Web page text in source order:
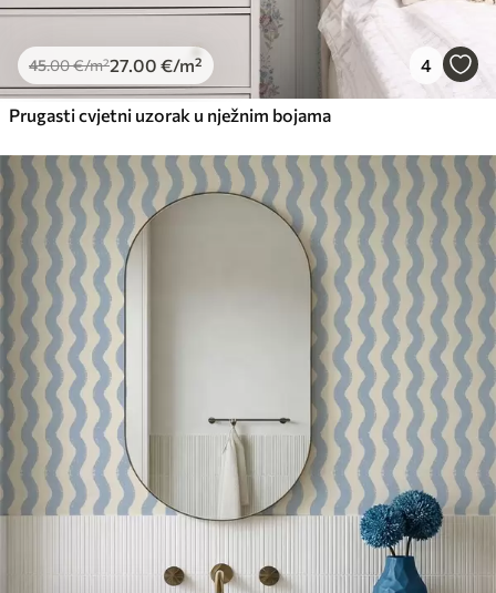
45.00€/m²27.00 €/m² 4
Prugasti cvjetni uzorak u nježnim bojama